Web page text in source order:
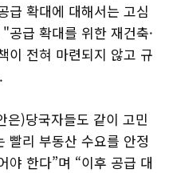
급 확대에 대해서는 고심
급 확대를 위한 재건축·
이 전혀 마련되지 않고 규
은)당국자들도 같이 고민
빨리 부동산 수요를 안정
야 한다”며 “이후 공급 대